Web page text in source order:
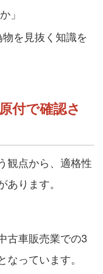
」
物を見抜く知識を
付で確認さ
観点から、適格性
ります。
古車販売業での3
っています。